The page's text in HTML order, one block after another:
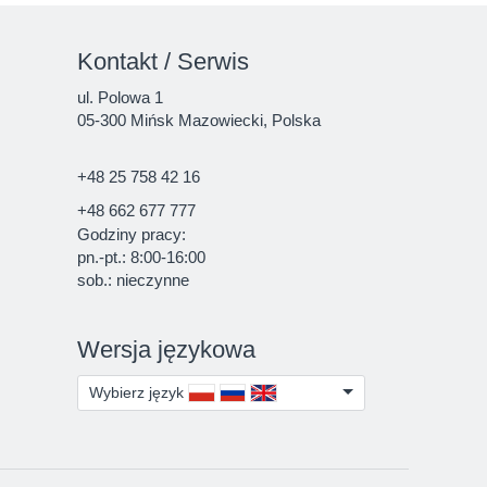
Kontakt / Serwis
ul. Polowa 1
05-300 Mińsk Mazowiecki, Polska
+48 25 758 42 16
+48 662 677 777
Godziny pracy:
pn.-pt.: 8:00-16:00
sob.: nieczynne
Wersja językowa
Wybierz język